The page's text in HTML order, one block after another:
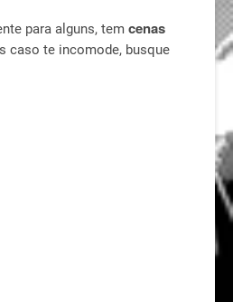
para alguns, temcenas
caso te incomode, busque